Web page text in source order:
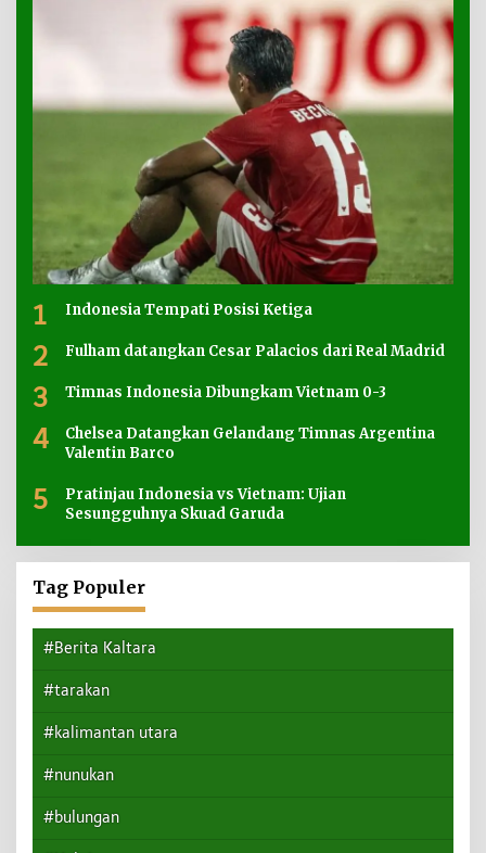
1 Indonesia Tempati Posisi Ketiga
2 Fulham datangkan Cesar Palacios dari Real Madrid
3 Timnas Indonesia Dibungkam Vietnam 0-3
4
Chelsea Datangkan Gelandang Timnas Argentina
Valentin Barco
5
Pratinjau Indonesia vs Vietnam: Ujian
Sesungguhnya Skuad Garuda
Tag Populer
#Berita Kaltara
#tarakan
#kalimantan utara
#nunukan
#bulungan